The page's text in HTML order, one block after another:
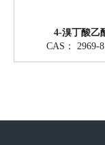
4-溴丁酸乙
CAS：
2969-